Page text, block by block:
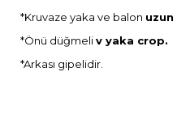
*Kruvaze yaka ve balon
*Önü düğmeliv yaka crop.
*Arkası gipelidir.